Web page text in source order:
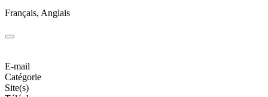
Français, Anglais
E-mail
Catégorie
Site(s)